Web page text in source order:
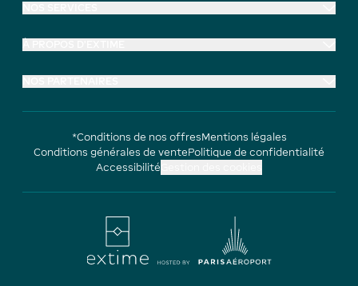
*Conditions de nos offresMentions légales
Conditions générales de ventePolitique de confidentialité
Accessibilité